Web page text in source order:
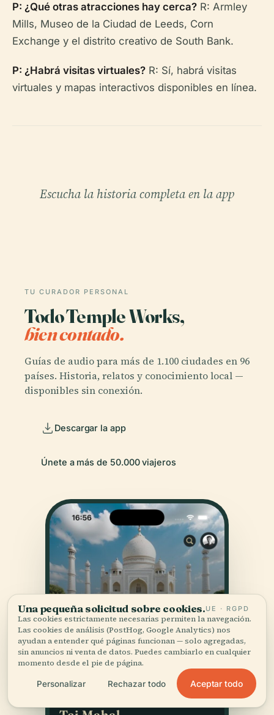
P: ¿Qué otras atracciones hay cerca? R: Armley
Mills, Museo de la Ciudad de Leeds, Corn
Exchange y el distrito creativo de South Bank.
P: ¿Habrá visitas virtuales? R: Sí, habrá visitas
virtuales y mapas interactivos disponibles en línea.
Escucha la historia completa en la app
TU CURADOR PERSONAL
Todo Temple Works,
bien contado.
Guías de audio para más de 1.100 ciudades en 96
países. Historia, relatos y conocimiento local —
disponibles sin conexión.
Descargar la app
Únete a más de 50.000 viajeros
Una pequeña solicitud sobre cookies.UE · RGPD
Las cookies estrictamente necesarias permiten la navegación.
Las cookies de análisis (PostHog, Google Analytics) nos
ayudan a entender qué páginas funcionan — solo agregadas,
sin anuncios ni venta de datos. Puedes cambiarlo en cualquier
momento desde el pie de página.
Personalizar Rechazar todo Aceptar todo